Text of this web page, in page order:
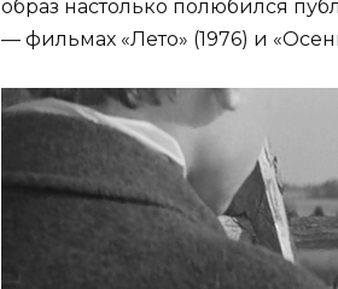
образ настолько полюбился
— фильмах «Лето» (1976) и